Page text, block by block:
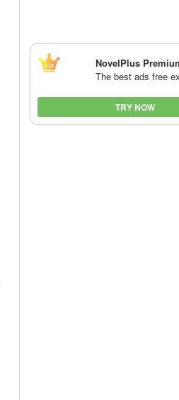
NovelPlus
The best ads free
TRY NOW